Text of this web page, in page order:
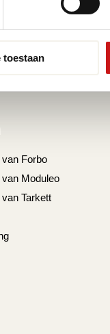
toestaan
Forbo
Moduleo
Tarkett